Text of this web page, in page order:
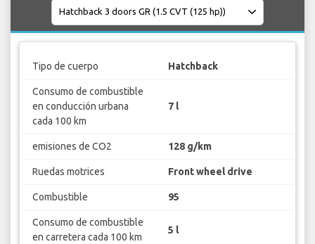
Tipo de cuerpo Hatchback
Consumo de combustible
en conducción urbana
cada 100 km
7 l
emisiones de CO2 128 g/km
Ruedas motrices Front wheel drive
Combustible 95
Consumo de combustible
en carretera cada 100 km
5 l